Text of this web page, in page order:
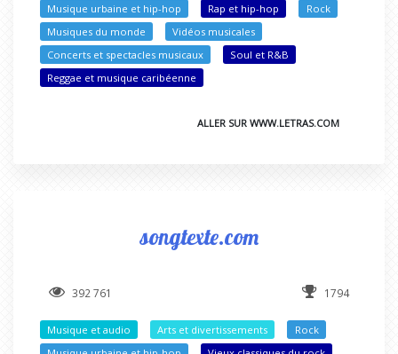
Musique urbaine et hip-hop
Rap et hip-hop
Rock
Musiques du monde
Vidéos musicales
Concerts et spectacles musicaux
Soul et R&B
Reggae et musique caribéenne
ALLER SUR WWW.LETRAS.COM
songtexte.com
392 761 1794
Musique et audio Arts et divertissements
Rock